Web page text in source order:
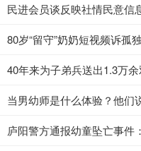
民进会员谈反映社情民意信
80岁“留守”奶奶短视频诉孤
40年来为子弟兵送出1.3万
当男幼师是什么体验？他们
庐阳警方通报幼童坠亡事件